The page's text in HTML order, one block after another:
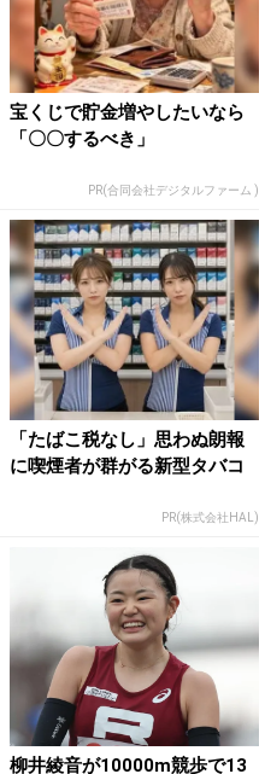
宝くじで貯金増やしたいなら
「〇〇するべき」
PR(合同会社デジタルファーム )
「たばこ税なし」思わぬ朗報
に喫煙者が群がる新型タバコ
PR(株式会社HAL)
柳井綾音が10000m競歩で13